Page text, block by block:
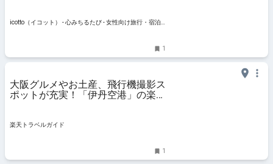
icotto（イコット） - 心みちるたび - 女性向け旅行・宿泊
1
大阪グルメやお土産、飛行機撮影ス
ポットが充実！「伊丹空港」の楽し
楽天トラベルガイド
1